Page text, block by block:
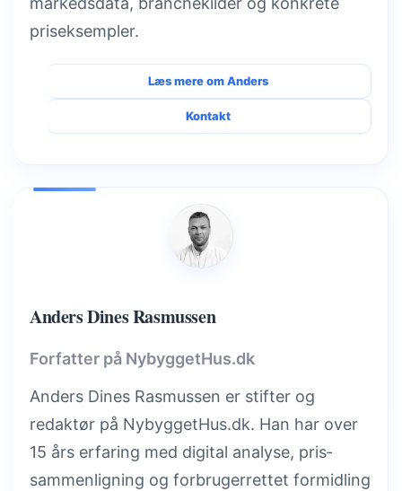
priseksempler.
Læs mere om Anders
Kontakt
Anders Dines Rasmussen
Forfatter på NybyggetHus.dk
Anders Dines Rasmussen er stifter og
redaktør på NybyggetHus.dk. Han har over
15 års erfaring med digital analyse, pris­
sammenligning og forbrugerrettet formidling